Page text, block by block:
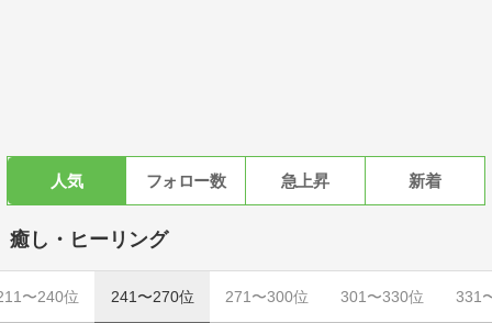
人気 フォロー数 急上昇 新着
癒し・ヒーリング
〜240位 241〜270位 271〜300位 301〜330位 331